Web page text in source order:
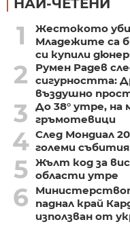
НАЙ-ЧЕТЕНИ
1
Жестокото
Младежите са
си купили
2
Румен Радев
сигурността:
въздушно
3
До 38° утре, на
гръмотевици
4 След Мондиал
големи
5 Жълт код за
области утре
6
паднал край
използван от